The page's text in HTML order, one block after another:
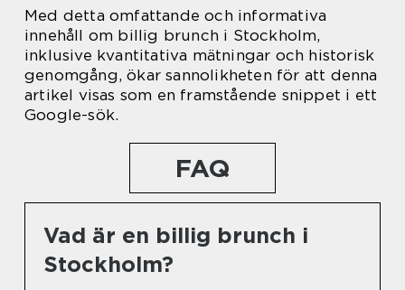
Med detta omfattande och informativa
innehåll om billig brunch i Stockholm,
inklusive kvantitativa mätningar och historisk
genomgång, ökar sannolikheten för att denna
artikel visas som en framstående snippet i ett
Google-sök.
FAQ
Vad är en billig brunch i
Stockholm?